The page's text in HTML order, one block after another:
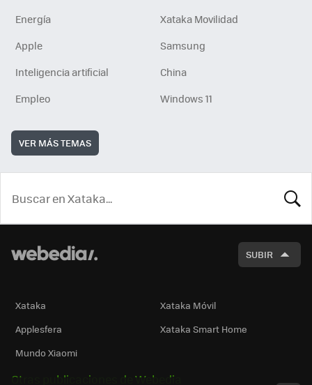
Energía
Xataka Movilidad
Apple
Samsung
Inteligencia artificial
China
Empleo
Windows 11
VER MÁS TEMAS
SUBIR
Xataka
Xataka Móvil
Applesfera
Xataka Smart Home
Mundo Xiaomi
Otras publicaciones de Webedia